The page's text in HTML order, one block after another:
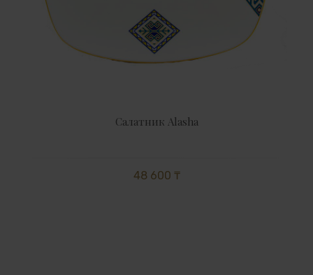
Салатник Alasha
48 600 ₸